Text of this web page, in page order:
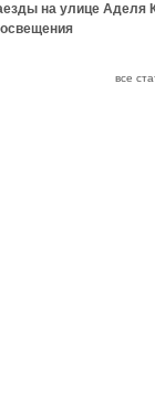
на улице Аделя
все